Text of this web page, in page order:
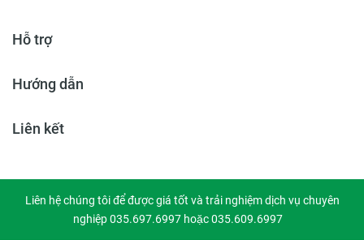
Hỗ trợ
Hướng dẫn
Liên kết
Liên hệ chúng tôi để được giá tốt và trải nghiệm dịch vụ chuyên
nghiệp 035.697.6997 hoặc 035.609.6997